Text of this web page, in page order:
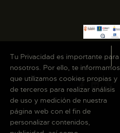
Tu Privacidad es importante para
nosotros. Por ello, te informamos
que utilizamos cookies propias y
de terceros para realizar análisis
de uso y medición de nuestra
página web con el fin de
personalizar contenidos,